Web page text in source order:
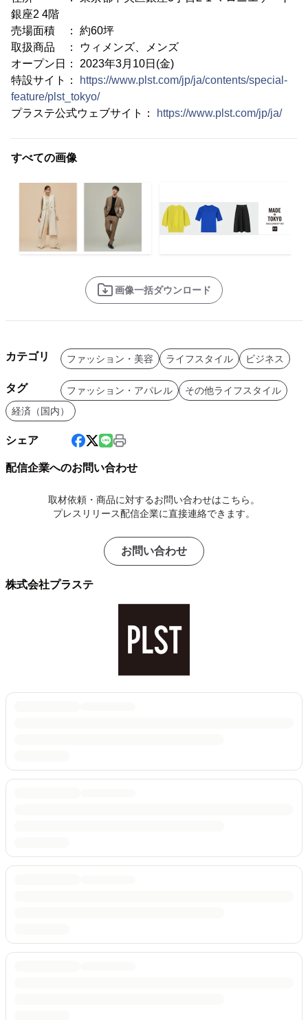
銀座2 4階
売場面積 ： 約60坪
取扱商品 ： ウィメンズ、メンズ
オープン日： 2023年3月10日(金)
特設サイト：
https://www.plst.com/jp/ja/contents/special-
feature/plst_tokyo/
プラステ公式ウェブサイト：
https://www.plst.com/jp/ja/
すべての画像
画像一括ダウンロード
カテゴリ ファッション・美容 ライフスタイル ビジネス
タグ ファッション・アパレル
その他ライフスタイル
経済（国内）
シェア
配信企業へのお問い合わせ
取材依頼・商品に対するお問い合わせはこちら。
プレスリリース配信企業に直接連絡できます。
お問い合わせ
株式会社プラステ